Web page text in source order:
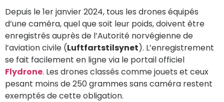
Depuis le 1er janvier 2024, tous les drones équipés
d’une caméra, quel que soit leur poids, doivent être
enregistrés auprès de l’Autorité norvégienne de
l’aviation civile (Luftfartstilsynet). L’enregistrement
se fait facilement en ligne via le portail officiel
Flydrone. Les drones classés comme jouets et ceux
pesant moins de 250 grammes sans caméra restent
exemptés de cette obligation.